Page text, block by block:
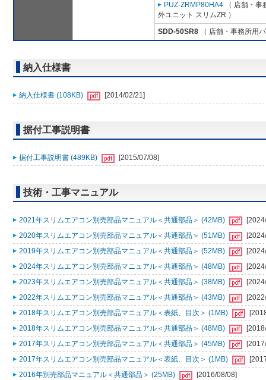
PUZ-ZRMP80HA4 （ 店舗・
外ユニット スリムZR ）
SDD-50SR8 （ 店舗・事務所用
納入仕様書
納入仕様書 (108KB) [2014/02/21]
据付工事説明書
据付工事説明書 (489KB) [2015/07/08]
技術・工事マニュアル
2021年スリムエアコン別売部品マニュアル＜共通部品＞ (42MB)
2020年スリムエアコン別売部品マニュアル＜共通部品＞ (51MB)
2019年スリムエアコン別売部品マニュアル＜共通部品＞ (52MB)
2024年スリムエアコン別売部品マニュアル＜共通部品＞ (48MB)
2023年スリムエアコン別売部品マニュアル＜共通部品＞ (38MB)
2022年スリムエアコン別売部品マニュアル＜共通部品＞ (43MB)
2018年スリムエアコン別売部品マニュアル＜表紙、目次＞ (1MB)
2018年スリムエアコン別売部品マニュアル＜共通部品＞ (48MB)
2017年スリムエアコン別売部品マニュアル＜共通部品＞ (45MB)
2017年スリムエアコン別売部品マニュアル＜表紙、目次＞ (1MB)
2016年別売部品マニュアル＜共通部品＞ (25MB)
[2016/08/08]